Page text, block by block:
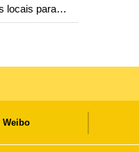
locais para
os trabalhos
Weibo